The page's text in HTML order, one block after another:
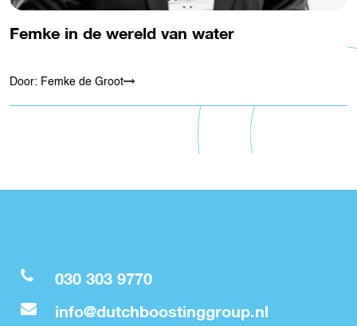
Femke in de wereld van water
Door: Femke de Groot
030 303 9770
info@dutchboostinggroup.nl